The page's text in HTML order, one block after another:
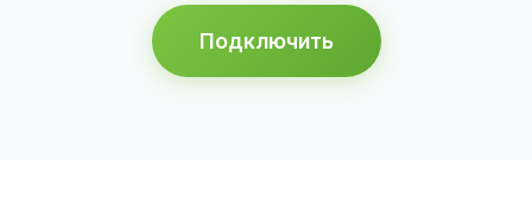
Подключить